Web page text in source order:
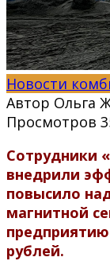
Новости
Автор Ольга
Просмотров
Сотрудники
внедрили
повысило
магнитной
рублей.